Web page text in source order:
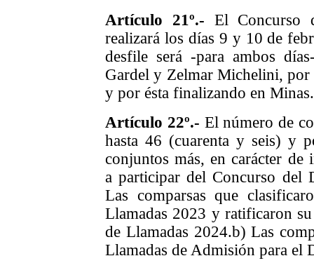
Artículo 21º.- El Concurso
realizará los días 9 y 10 de
desfile será -para ambos
Gardel y Zelmar Michelini,
y por ésta finalizando en Minas.
Artículo 22º.- El número de
hasta 46 (cuarenta y seis) y
conjuntos más, en carácter de
a participar del Concurso del
Las comparsas que
Llamadas 2023 y ratificaron
de Llamadas 2024.b) Las
Llamadas de Admisión para el